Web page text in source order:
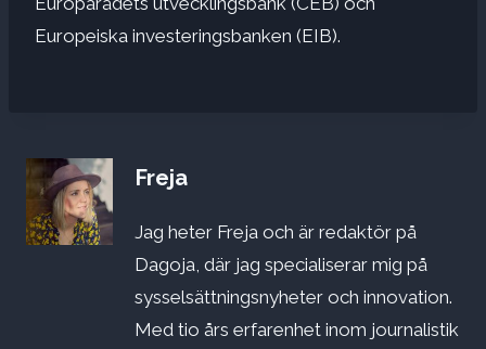
Europeiska investeringsbanken (EIB).
Freja
Jag heter Freja och är redaktör på
Dagoja, där jag specialiserar mig på
sysselsättningsnyheter och innovation.
Med tio års erfarenhet inom journalistik